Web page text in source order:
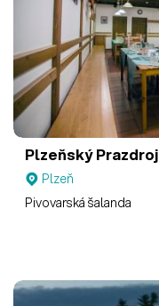
Plzeňský Prazdroj
Plzeň
Pivovarská šalanda